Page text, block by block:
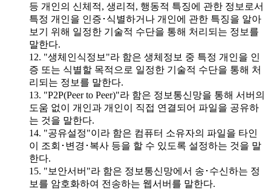
등 개인의 신체적, 생리적, 행동적 특징에 관한 정보로서
특정 개인을 인증･식별하거나 개인에 관한 특징을 알아
보기 위해 일정한 기술적 수단을 통해 처리되는 정보를
말한다.
12. "생체인식정보"라 함은 생체정보 중 특정 개인을 인
증 또는 식별할 목적으로 일정한 기술적 수단을 통해 처
리되는 정보를 말한다.
13. "P2P(Peer to Peer)"라 함은 정보통신망을 통해 서버의
도움 없이 개인과 개인이 직접 연결되어 파일을 공유하
는 것을 말한다.
14. "공유설정"이라 함은 컴퓨터 소유자의 파일을 타인
이 조회･변경･복사 등을 할 수 있도록 설정하는 것을 말
한다.
15. "보안서버"라 함은 정보통신망에서 송･수신하는 정
보를 암호화하여 전송하는 웹서버를 말한다.